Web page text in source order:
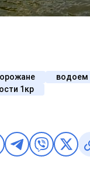
водоем
1кр